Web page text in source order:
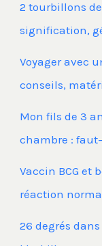
2 tourbillons
signification,
Voyager avec
conseils,
Mon fils de 3
chambre :
Vaccin BCG et
réaction
26 degrés